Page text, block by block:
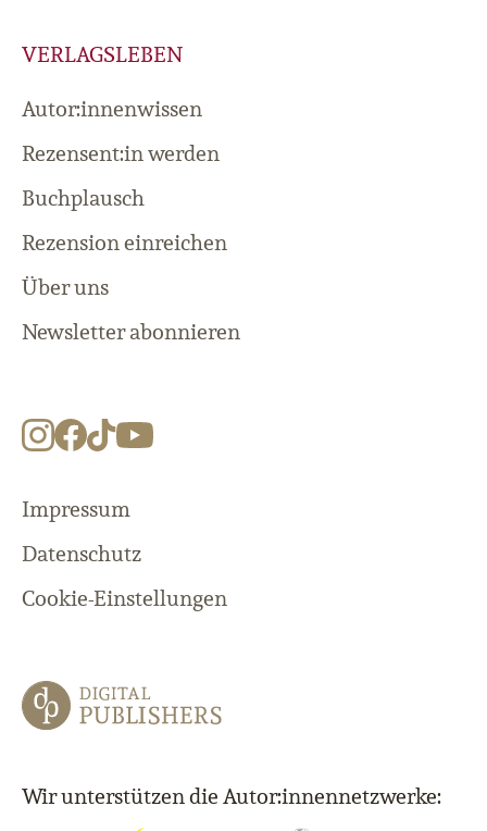
VERLAGSLEBEN
Autor:innenwissen
Rezensent:in werden
Buchplausch
Rezension einreichen
Über uns
Newsletter abonnieren
Impressum
Datenschutz
Cookie-Einstellungen
Wir unterstützen die Autor:innennetzwerke: